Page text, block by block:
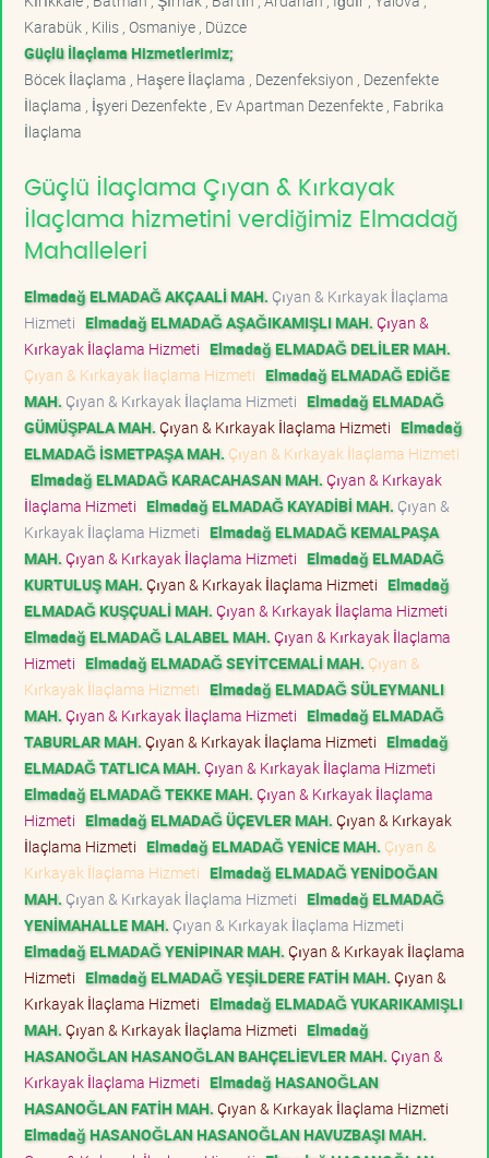
Karabük , Kilis , Osmaniye , Düzce
Güçlü İlaçlama Hizmetlerimiz;
Böcek İlaçlama , Haşere İlaçlama , Dezenfeksiyon , Dezenfekte
İlaçlama , İşyeri Dezenfekte , Ev Apartman Dezenfekte , Fabrika
İlaçlama
Güçlü İlaçlama Çıyan & Kırkayak
İlaçlama hizmetini verdiğimiz Elmadağ
Mahalleleri
Elmadağ ELMADAĞ AKÇAALİ MAH. Çıyan & Kırkayak İlaçlama
Hizmeti Elmadağ ELMADAĞ AŞAĞIKAMIŞLI MAH. Çıyan &
Kırkayak İlaçlama Hizmeti Elmadağ ELMADAĞ DELİLER MAH.
Çıyan & Kırkayak İlaçlama Hizmeti Elmadağ ELMADAĞ EDİĞE
MAH. Çıyan & Kırkayak İlaçlama Hizmeti Elmadağ ELMADAĞ
GÜMÜŞPALA MAH. Çıyan & Kırkayak İlaçlama Hizmeti Elmadağ
ELMADAĞ İSMETPAŞA MAH. Çıyan & Kırkayak İlaçlama Hizmeti
Elmadağ ELMADAĞ KARACAHASAN MAH. Çıyan & Kırkayak
İlaçlama Hizmeti Elmadağ ELMADAĞ KAYADİBİ MAH. Çıyan &
Kırkayak İlaçlama Hizmeti Elmadağ ELMADAĞ KEMALPAŞA
MAH. Çıyan & Kırkayak İlaçlama Hizmeti Elmadağ ELMADAĞ
KURTULUŞ MAH. Çıyan & Kırkayak İlaçlama Hizmeti Elmadağ
ELMADAĞ KUŞÇUALİ MAH. Çıyan & Kırkayak İlaçlama Hizmeti
Elmadağ ELMADAĞ LALABEL MAH. Çıyan & Kırkayak İlaçlama
Hizmeti Elmadağ ELMADAĞ SEYİTCEMALİ MAH. Çıyan &
Kırkayak İlaçlama Hizmeti Elmadağ ELMADAĞ SÜLEYMANLI
MAH. Çıyan & Kırkayak İlaçlama Hizmeti Elmadağ ELMADAĞ
TABURLAR MAH. Çıyan & Kırkayak İlaçlama Hizmeti Elmadağ
ELMADAĞ TATLICA MAH. Çıyan & Kırkayak İlaçlama Hizmeti
Elmadağ ELMADAĞ TEKKE MAH. Çıyan & Kırkayak İlaçlama
Hizmeti Elmadağ ELMADAĞ ÜÇEVLER MAH. Çıyan & Kırkayak
İlaçlama Hizmeti Elmadağ ELMADAĞ YENİCE MAH. Çıyan &
Kırkayak İlaçlama Hizmeti Elmadağ ELMADAĞ YENİDOĞAN
MAH. Çıyan & Kırkayak İlaçlama Hizmeti Elmadağ ELMADAĞ
YENİMAHALLE MAH. Çıyan & Kırkayak İlaçlama Hizmeti
Elmadağ ELMADAĞ YENİPINAR MAH. Çıyan & Kırkayak İlaçlama
Hizmeti Elmadağ ELMADAĞ YEŞİLDERE FATİH MAH. Çıyan &
Kırkayak İlaçlama Hizmeti Elmadağ ELMADAĞ YUKARIKAMIŞLI
MAH. Çıyan & Kırkayak İlaçlama Hizmeti Elmadağ
HASANOĞLAN HASANOĞLAN BAHÇELİEVLER MAH. Çıyan &
Kırkayak İlaçlama Hizmeti Elmadağ HASANOĞLAN
HASANOĞLAN FATİH MAH. Çıyan & Kırkayak İlaçlama Hizmeti
Elmadağ HASANOĞLAN HASANOĞLAN HAVUZBAŞI MAH.